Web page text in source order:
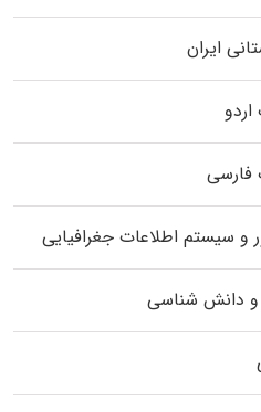
ایران
فارسی
سیستم اطلاعات جغرافیایی
و دانش شناسی